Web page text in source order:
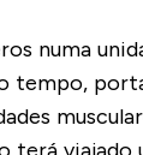
numa
tempo,
terá viajado